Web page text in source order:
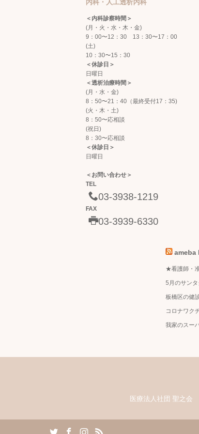
内科・人工透析内科
＜内科診察時間＞
(月・火・水・木・金)
9：00〜12：30 13：30〜17：00
(土)
10：30〜15：30
＜休診日＞
日曜日
＜透析治療時間＞
(月・水・金)
8：50〜21：40（最終受付17：35)
(火・木・土)
8：50〜応相談
(祝日)
8：30〜応相談
＜休診日＞
日曜日
＜お問い合わせ＞
TEL
03-3938-1219
FAX
03-3939-6330
ameba
★看護師・
5月のサン
板橋区の健
コロナワク
我家のスー
医療法人社団 聖之会
InstagramRSS